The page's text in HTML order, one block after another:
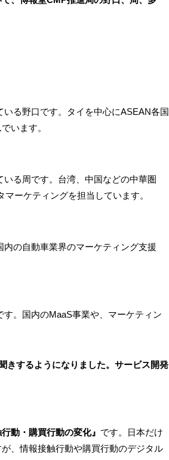
る野口です。タイを中心にASEAN各国
います。
る周です。台湾、中国などの中華圏
ーケティングを担当しています。
の自動車業界のマーケティング支援
。国内のMaaS事業や、マーケティン
きするようになりました。サービス開発
動・購買行動の変化』 です。日本だけ
、情報接触行動や購買行動のデジタル